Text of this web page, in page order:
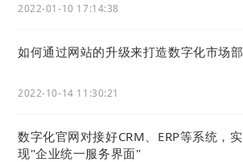
2022-01-10 17:14:38
如何通过网站的升级来打造数字化市场部
2022-10-14 11:30:21
数字化官网对接好CRM、ERP等系统，实
现"企业统一服务界面"